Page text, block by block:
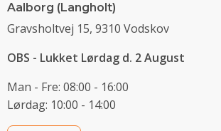
Aalborg (Langholt)
Gravsholtvej 15, 9310 Vodskov
OBS - Lukket Lørdag d. 2 August
Man - Fre: 08:00 - 16:00
Lørdag: 10:00 - 14:00